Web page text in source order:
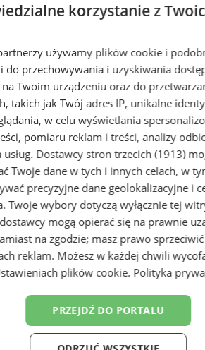
kryminalne w Zabrzu
lokalne
sportowe
Optyk, okulista
sklep z częściami online!
sanepidowska
stron www -Zabrze
korzystanie z
używamy plików cookie i
do przechowywania i uzyskiwania
Twoim urządzeniu oraz do
takich jak Twój adres IP, unikalne
w celu wyświetlania
pomiaru reklam i treści, analizy
Dostawcy stron trzecich (1913)
Twoje dane w tych i innych celach, w
precyzyjne dane geolokalizacyjne i
Twoje wybory dotyczą wyłącznie tej
mogą opierać się na prawnie
na zgodzie; masz prawo
reklam. Możesz w każdej chwili
plików cookie. Polityka
PRZEJDŹ DO PORTALU